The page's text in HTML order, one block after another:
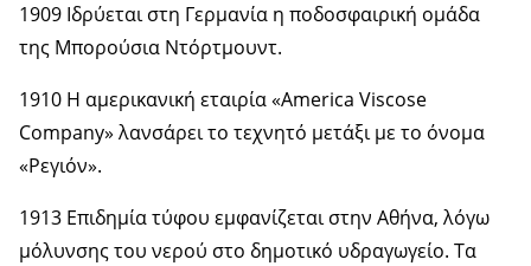
1909 Ιδρύεται στη Γερμανία η ποδοσφαιρική ομάδα
της Μπορούσια Ντόρτμουντ.
1910 Η αμερικανική εταιρία «America Viscose
Company» λανσάρει το τεχνητό μετάξι με το όνομα
«Ρεγιόν».
1913 Επιδημία τύφου εμφανίζεται στην Αθήνα, λόγω
μόλυνσης του νερού στο δημοτικό υδραγωγείο. Τα